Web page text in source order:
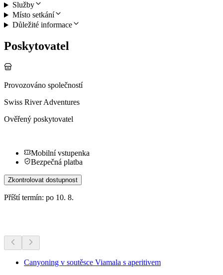
Služby
Místo setkání
Důležité informace
Poskytovatel
Provozováno společností
Swiss River Adventures
Ověřený poskytovatel
Mobilní vstupenka
Bezpečná platba
Zkontrolovat dostupnost
Příští termín: po 10. 8.
Canyoning v soutěsce Viamala s aperitivem